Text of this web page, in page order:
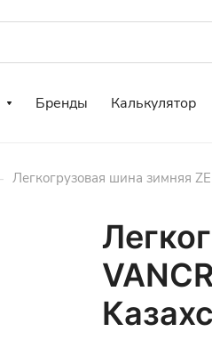
Бренды Калькулятор
Легкогрузовая шина зимняя